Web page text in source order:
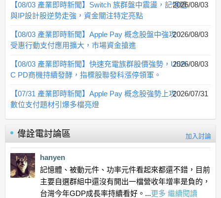
【08/03 產業即時新聞】Switch 族群盤中震盪，記憶體
與IP設計股逆勢走強，資金關注特定亮點
2026/08/03
【08/03 產業即時新聞】Apple Pay 概念股盤中強攻，
受惠行動支付應用擴大，市場資金搶進
2026/08/03
【08/03 產業即時新聞】快速充電族群股價強勢，USB-
C PD商機持續發酵，指標股聯發科漲停領軍。
2026/08/03
【07/31 產業即時新聞】Apple Pay 概念股強勢上攻，
數位支付題材引爆多檔亮燈
2026/07/31
偉詮電討論區 加入討論
hanyen
記憶體、被動元件、功率元件看起來都還不錯，目前
主要自選群組中還沒有開出一檔營收年增率是負的，
台灣今年GDP成長率持續看好。...更多 繼續閱讀